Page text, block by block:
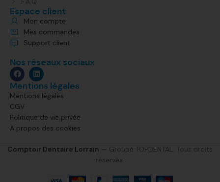
Espace client
Mon compte
Mes commandes
Support client
Nos réseaux sociaux
Mentions légales
Mentions légales
CGV
Politique de vie privée
A propos des cookies
Comptoir Dentaire Lorrain — Groupe TOPDENTAL. Tous droits
réservés.